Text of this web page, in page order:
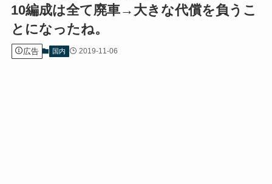
10編成は全て廃車→大きな代償を負うこ
とになったね。
広告 国内 2019-11-06